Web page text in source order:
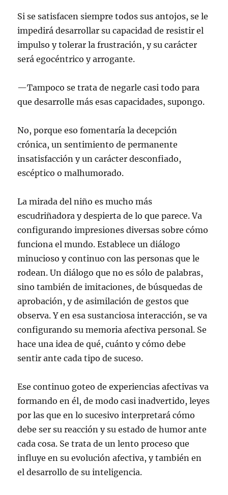
Si se satisfacen siempre todos sus antojos, se le
impedirá desarrollar su capacidad de resistir el
impulso y tolerar la frustración, y su carácter
será egocéntrico y arrogante.
—Tampoco se trata de negarle casi todo para
que desarrolle más esas capacidades, supongo.
No, porque eso fomentaría la decepción
crónica, un sentimiento de permanente
insatisfacción y un carácter desconfiado,
escéptico o malhumorado.
La mirada del niño es mucho más
escudriñadora y despierta de lo que parece. Va
configurando impresiones diversas sobre cómo
funciona el mundo. Establece un diálogo
minucioso y continuo con las personas que le
rodean. Un diálogo que no es sólo de palabras,
sino también de imitaciones, de búsquedas de
aprobación, y de asimilación de gestos que
observa. Y en esa sustanciosa interacción, se va
configurando su memoria afectiva personal. Se
hace una idea de qué, cuánto y cómo debe
sentir ante cada tipo de suceso.
Ese continuo goteo de experiencias afectivas va
formando en él, de modo casi inadvertido, leyes
por las que en lo sucesivo interpretará cómo
debe ser su reacción y su estado de humor ante
cada cosa. Se trata de un lento proceso que
influye en su evolución afectiva, y también en
el desarrollo de su inteligencia.